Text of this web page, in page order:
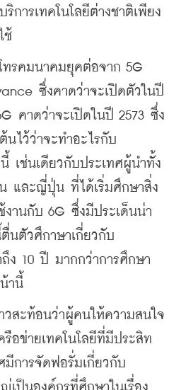
การเทคโนโลยีต่างชาติเพียง
ช้
รคมนาคมยุคต่อจาก 5G
ซึ่งคาดว่าจะเปิดตัวในปี
คาดว่าจะเปิดในปี 2573 ซึ่ง
นไว้ว่าจะทำอะไรกับ
เช่นเดียวกับประเทศผู้นำทั้ง
และญี่ปุ่น ที่ได้เริ่มศึกษาสิ่ง
านกับ 6G ซึ่งมีประเด็นน่า
นตัวศึกาษาเกี่ยวกับ
ถึง 10 ปี มากกว่าการศึกษา
านี้
ะท้อนว่าผู้คนให้ความสนใจ
รือข่ายเทคโนโลยีที่มีประสิท
การจัดฟอรั่มเกี่ยวกับ